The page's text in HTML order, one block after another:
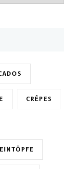
CRÊPES
EINTÖPFE